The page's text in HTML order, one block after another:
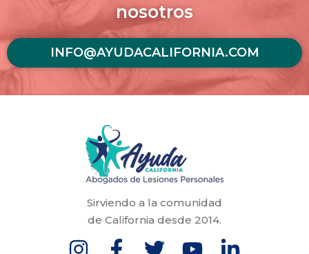
nosotros
INFO@AYUDACALIFORNIA.COM
Sirviendo a la comunidad
de California desde 2014.